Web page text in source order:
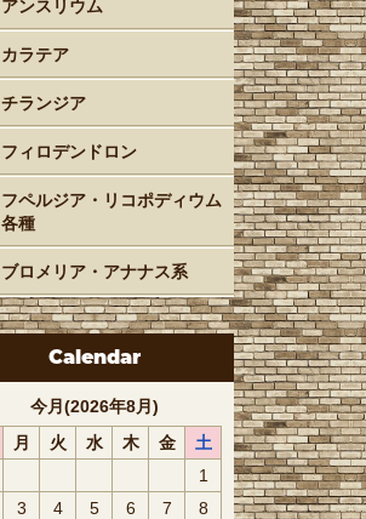
アンスリウム
カラテア
チランジア
フィロデンドロン
フペルジア・リコポディウム
各種
ブロメリア・アナナス系
Calendar
今月(2026年8月)
月 火 水 木 金
土
1
3 4 5 6 7
8